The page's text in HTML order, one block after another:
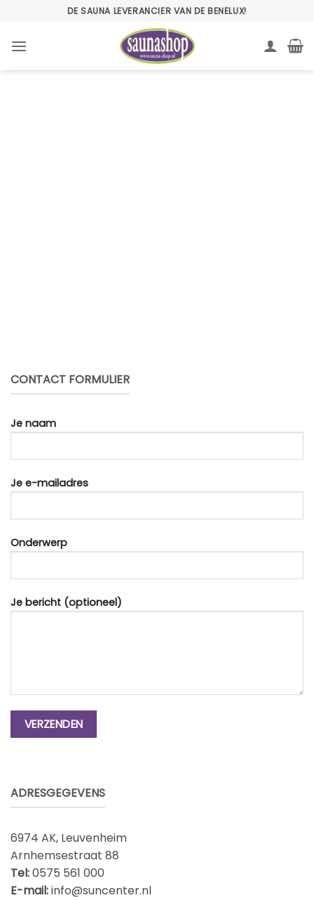
inhoud
DE SAUNA LEVERANCIER VAN DE BENELUX!
CONTACT FORMULIER
Je naam
Je e-mailadres
Onderwerp
Je bericht (optioneel)
ADRESGEGEVENS
6974 AK, Leuvenheim
Arnhemsestraat 88
Tel:0575 561 000
E-mail:info@suncenter.nl